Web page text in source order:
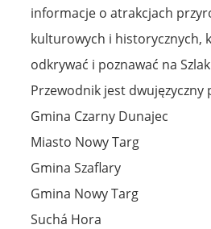
informacje o atrakcjach
kulturowych i historycznych,
odkrywać i poznawać na
Przewodnik jest dwujęzyczny
Gmina Czarny Dunajec
Miasto Nowy Targ
Gmina Szaflary
Gmina Nowy Targ
Suchá Hora